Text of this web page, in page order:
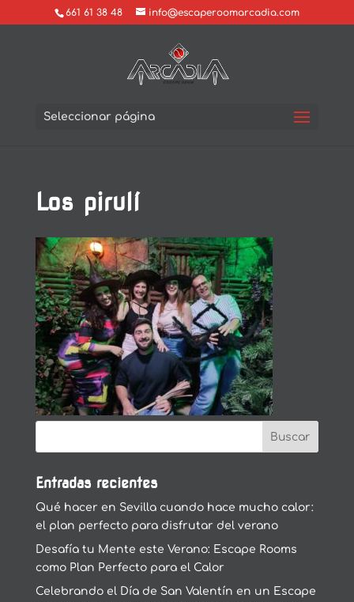
661 61 38 48 info@escaperoomarcadia.com
Seleccionar página
Los pirulí
Entradas recientes
Qué hacer en Sevilla cuando hace mucho calor:
el plan perfecto para disfrutar del verano
Desafía tu Mente este Verano: Escape Rooms
como Plan Perfecto para el Calor
Celebrando el Día de San Valentín en un Escape